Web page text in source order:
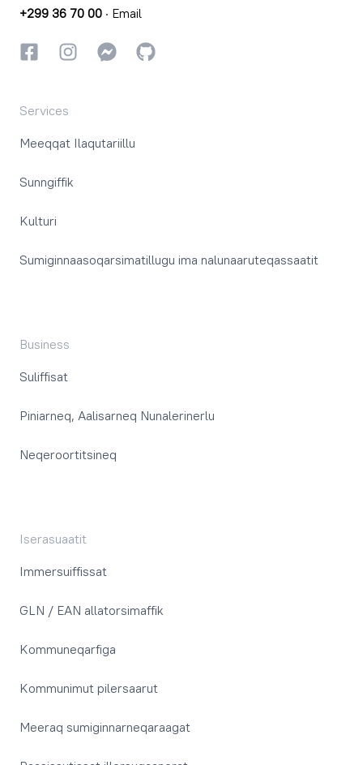
+299 36 70 00 · Email
FacebookkiInstagrammiInstagrammi
GitHub
Services
Meeqqat Ilaqutariillu
Sunngiffik
Kulturi
Sumiginnaasoqarsimatillugu ima nalunaaruteqassaatit
Business
Suliffisat
Piniarneq, Aalisarneq Nunalerinerlu
Neqeroortitsineq
Iserasuaatit
Immersuiffissat
GLN / EAN allatorsimaffik
Kommuneqarfiga
Kommunimut pilersaarut
Meeraq sumiginnarneqaraagat